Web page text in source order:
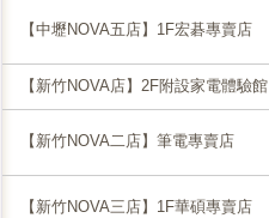
【中壢NOVA五店】1F宏碁專賣店
【新竹NOVA店】2F附設家電體驗館
【新竹NOVA二店】筆電專賣店
【新竹NOVA三店】1F華碩專賣店